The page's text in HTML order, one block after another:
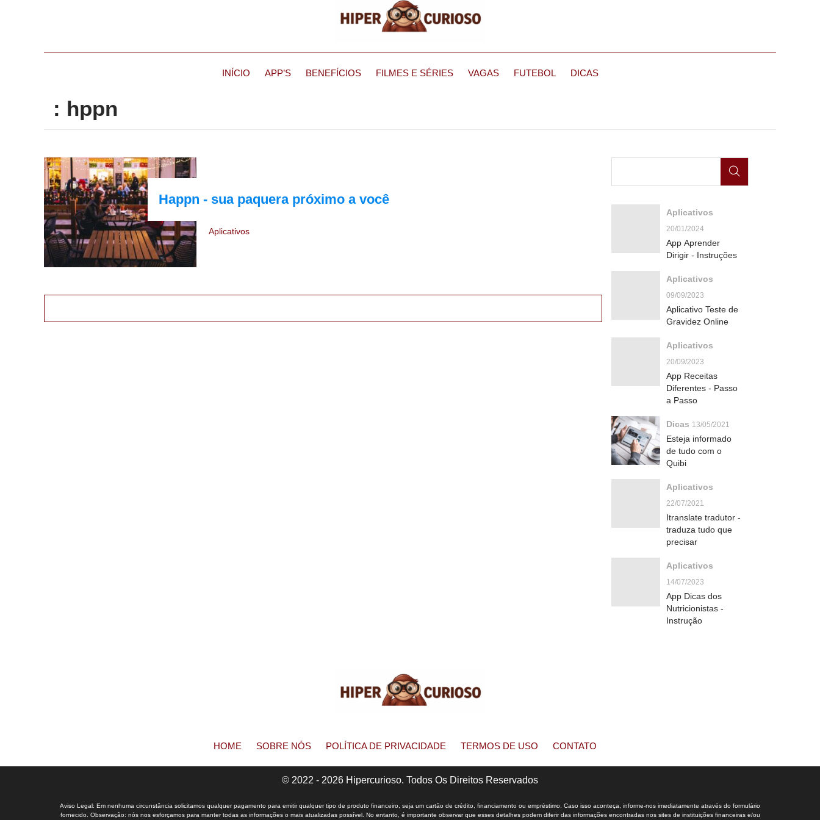
INÍCIO APP’S BENEFÍCIOS FILMES E SÉRIES VAGAS FUTEBOL DICAS
: hppn
Happn - sua paquera próximo a você
Aplicativos
Aplicativos
20/01/2024
App Aprender
Dirigir - Instruções
Aplicativos
09/09/2023
Aplicativo Teste de
Gravidez Online
Aplicativos
20/09/2023
App Receitas
Diferentes - Passo
a Passo
Dicas 13/05/2021
Esteja informado
de tudo com o
Quibi
Aplicativos
22/07/2021
Itranslate tradutor -
traduza tudo que
precisar
Aplicativos
14/07/2023
App Dicas dos
Nutricionistas -
Instrução
HOME SOBRE NÓS POLÍTICA DE PRIVACIDADE TERMOS DE USO CONTATO
© 2022 - 2026 Hipercurioso. Todos Os Direitos Reservados
Aviso Legal: Em nenhuma circunstância solicitamos qualquer pagamento para emitir qualquer tipo de produto financeiro, seja um cartão de crédito, financiamento ou empréstimo. Caso isso aconteça, informe-nos imediatamente através do formulário
fornecido. Observação: nós nos esforçamos para manter todas as informações o mais atualizadas possível. No entanto, é importante observar que esses detalhes podem diferir das informações encontradas nos sites de instituições financeiras e/ou